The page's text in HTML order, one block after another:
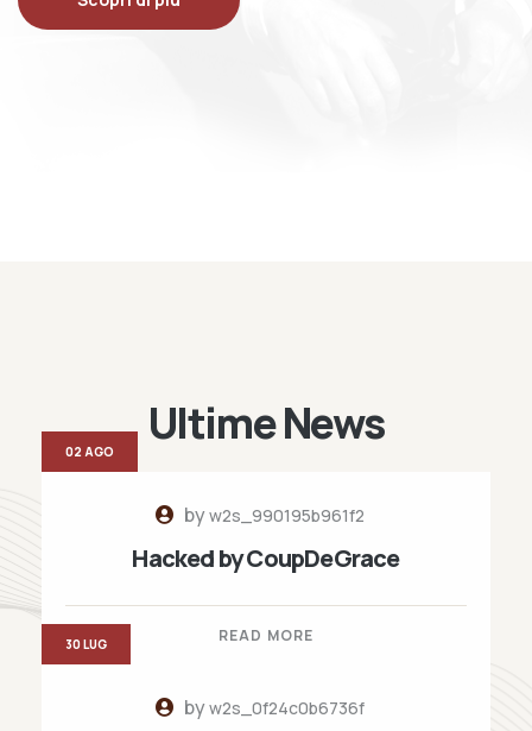
Ultime News
byw2s_990195b961f2
Hacked by CoupDeGrace
READ MORE
02 AGO
byw2s_0f24c0b6736f
30 LUG